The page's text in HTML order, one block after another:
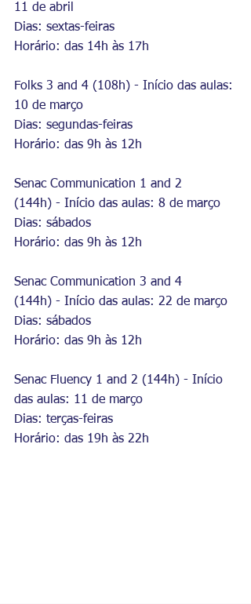
11 de abril
Dias: sextas-feiras
Horário: das 14h às 17h
Folks 3 and 4 (108h) - Início das aulas:
10 de março
Dias: segundas-feiras
Horário: das 9h às 12h
Senac Communication 1 and 2
(144h) - Início das aulas: 8 de março
Dias: sábados
Horário: das 9h às 12h
Senac Communication 3 and 4
(144h) - Início das aulas: 22 de março
Dias: sábados
Horário: das 9h às 12h
Senac Fluency 1 and 2 (144h) - Início
das aulas: 11 de março
Dias: terças-feiras
Horário: das 19h às 22h